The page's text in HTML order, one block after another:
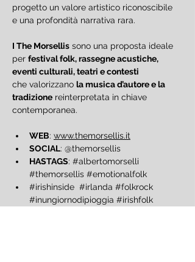
progetto un valore artistico riconoscibile
e una profondità narrativa rara.
I The Morsellis sono una proposta ideale
per festival folk, rassegne acustiche,
eventi culturali, teatri e contesti
che valorizzano la musica d’autore e la
tradizione reinterpretata in chiave
contemporanea.
WEB: www.themorsellis.it
SOCIAL: @themorsellis
HASTAGS: #albertomorselli
#themorsellis #emotionalfolk
#irishinside #irlanda #folkrock
#inungiornodipioggia #irishfolk